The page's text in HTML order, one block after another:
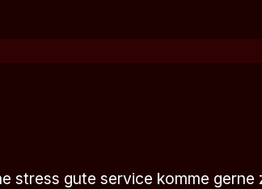
stress gute service komme gerne